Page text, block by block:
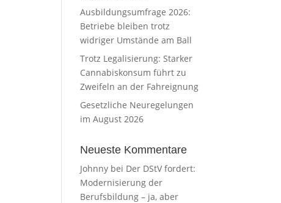
Ausbildungsumfrage 2026:
Betriebe bleiben trotz
widriger Umstände am Ball
Trotz Legalisierung: Starker
Cannabiskonsum führt zu
Zweifeln an der Fahreignung
Gesetzliche Neuregelungen
im August 2026
Neueste Kommentare
Johnny bei Der DStV fordert:
Modernisierung der
Berufsbildung – ja, aber